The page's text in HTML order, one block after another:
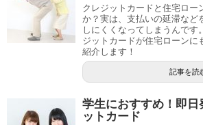
クレジットカードと住宅ロー
か？実は、支払いの延滞など
しにくくなってしまうんです
ジットカードが住宅ローンに
紹介します！
記事を読
学生におすすめ！即
ットカード